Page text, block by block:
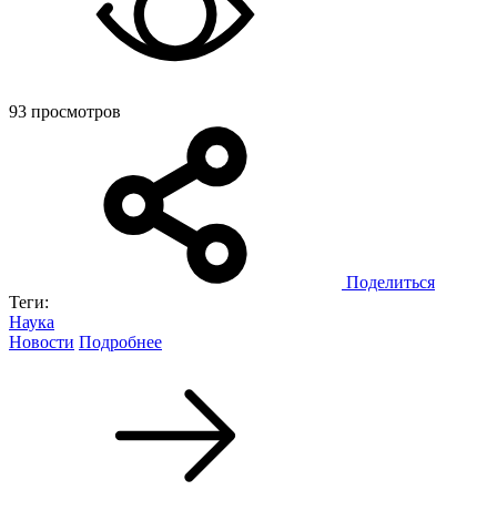
93 просмотров
Поделиться
Теги:
Наука
Новости Подробнее